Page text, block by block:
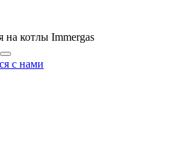
на котлы Immergas
с нами